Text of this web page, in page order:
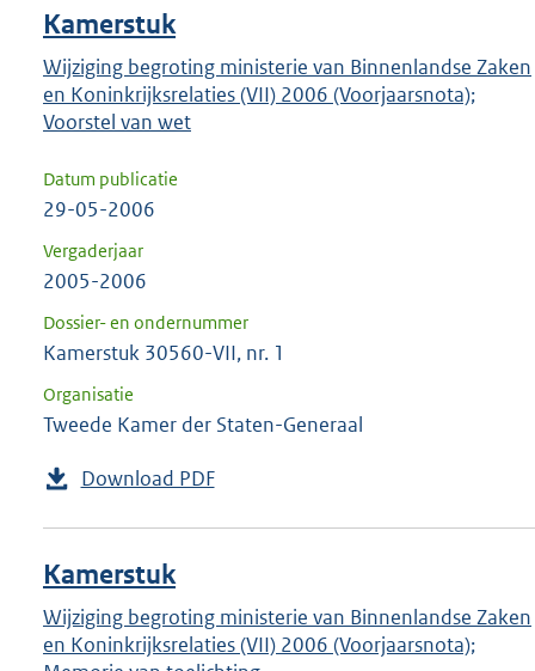
Kamerstuk
Wijziging begroting ministerie van Binnenlandse Zaken
en Koninkrijksrelaties (VII) 2006 (Voorjaarsnota);
Voorstel van wet
Datum publicatie
29-05-2006
Vergaderjaar
2005-2006
Dossier- en ondernummer
Kamerstuk 30560-VII, nr. 1
Organisatie
Tweede Kamer der Staten-Generaal
Download PDF
Kamerstuk
Wijziging begroting ministerie van Binnenlandse Zaken
en Koninkrijksrelaties (VII) 2006 (Voorjaarsnota);